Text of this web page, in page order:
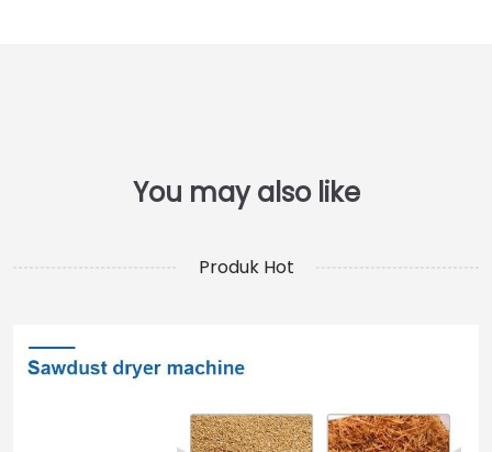
Produk Hot